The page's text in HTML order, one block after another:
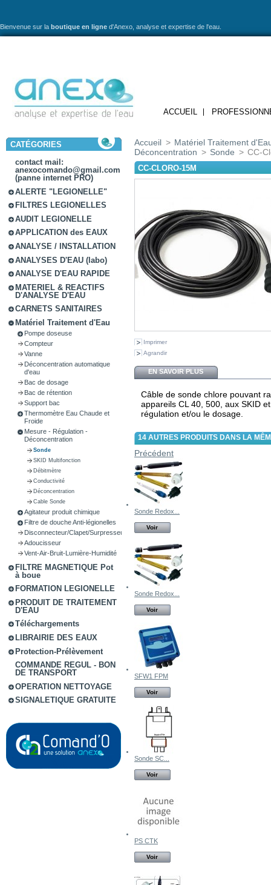
Bienvenue sur la boutique en ligne d'Anexo, analyse et expertise de l'eau.
ACCUEIL
CATÉGORIES
contact mail:
anexocomando@gmail.com
(panne internet PRO)
ALERTE "LEGIONELLE"
FILTRES LEGIONELLES
AUDIT LEGIONELLE
APPLICATION des EAUX
ANALYSE / INSTALLATION
ANALYSES D'EAU (labo)
ANALYSE D'EAU RAPIDE
MATERIEL & REACTIFS
D'ANALYSE D'EAU
CARNETS SANITAIRES
Matériel Traitement d'Eau
Pompe doseuse
Compteur
Vanne
Déconcentration automatique
d'eau
Bac de dosage
Bac de rétention
Support bac
Thermomètre Eau Chaude et
Froide
Mesure - Régulation -
Déconcentration
Sonde
SKID Multifonction
Débitmètre
Conductivité
Déconcentration
Cable Sonde
Agitateur produit chimique
Filtre de douche Anti-légionelles
Disconnecteur/Clapet/Surpresseur
Adoucisseur
Vent-Air-Bruit-Lumière-Humidité
FILTRE MAGNETIQUE Pot
à boue
FORMATION LEGIONELLE
PRODUIT DE TRAITEMENT
D'EAU
Téléchargements
LIBRAIRIE DES EAUX
Protection-Prélèvement
COMMANDE REGUL - BON
DE TRANSPORT
OPERATION NETTOYAGE
SIGNALETIQUE GRATUITE
Accueil > Matériel Traitement
Déconcentration > Sonde > CC-
CC-CLORO-15M
Imprimer
Agrandir
EN SAVOIR PLUS
Câble de sonde chlore pouvant
appareils CL 40, 500, aux SKID
régulation et/ou le dosage.
14 AUTRES PRODUITS DANS LA
Précédent
Sonde Redox...
Voir
Sonde Redox...
Voir
SFW1 FPM
Voir
Sonde SC...
Voir
PS CTK
Voir